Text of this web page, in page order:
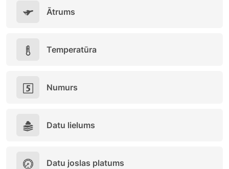
Ātrums
Temperatūra
Numurs
Datu lielums
Datu joslas platums